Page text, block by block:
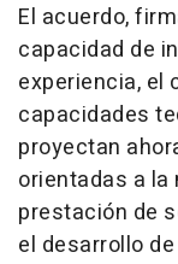
El acuerdo,
capacidad de
experiencia, el
capacidades
proyectan
orientadas a la
prestación de
el desarrollo